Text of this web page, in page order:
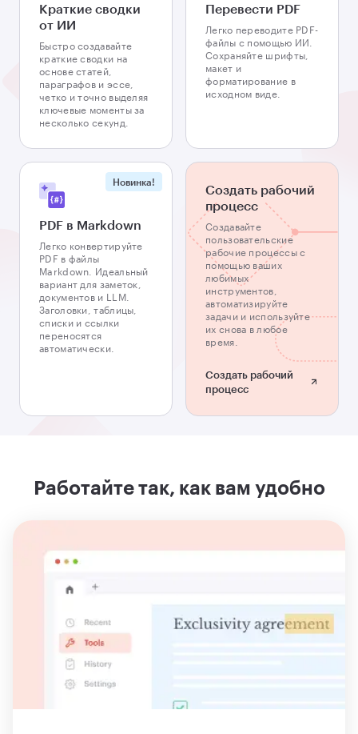
Краткие сводки
от ИИ
Быстро создавайте
краткие сводки на
основе статей,
параграфов и эссе,
четко и точно выделяя
ключевые моменты за
несколько секунд.
Перевести PDF
Легко переводите PDF-
файлы с помощью ИИ.
Сохраняйте шрифты,
макет и
форматирование в
исходном виде.
Новинка!
PDF в Markdown
Легко конвертируйте
PDF в файлы
Markdown. Идеальный
вариант для заметок,
документов и LLM.
Заголовки, таблицы,
списки и ссылки
переносятся
автоматически.
Создать рабочий
процесс
Создавайте
пользовательские
рабочие процессы с
помощью ваших
любимых
инструментов,
автоматизируйте
задачи и используйте
их снова в любое
время.
Создать рабочий
процесс
Работайте так, как вам удобно